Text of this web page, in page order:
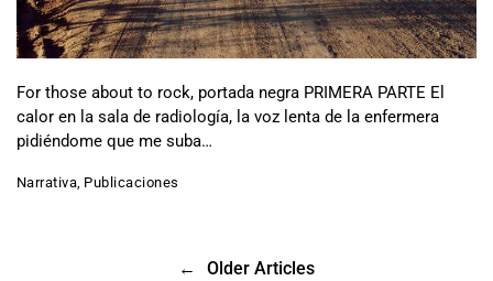
For those about to rock, portada negra PRIMERA PARTE El
calor en la sala de radiología, la voz lenta de la enfermera
pidiéndome que me suba…
Narrativa, Publicaciones
← Older Articles